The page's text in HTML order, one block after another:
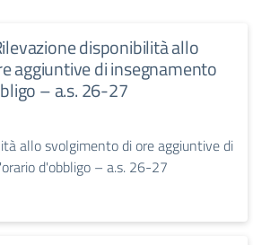
disponibilità allo
aggiuntive di insegnamento
– a.s. 26-27
allo svolgimento di ore aggiuntive di
d'obbligo – a.s. 26-27